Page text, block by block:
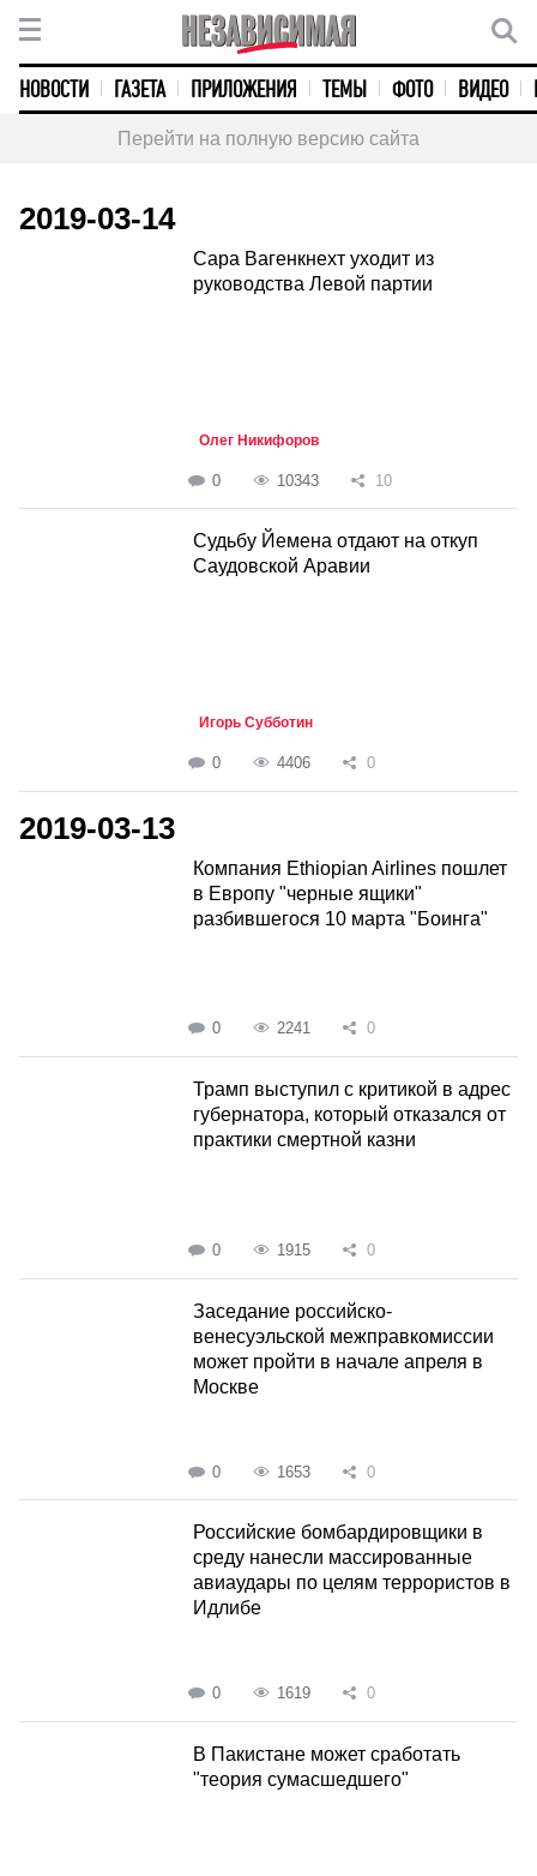
НОВОСТИ ГАЗЕТА ПРИЛОЖЕНИЯ ТЕМЫ ФОТО ВИДЕО
Перейти на полную версию сайта
2019-03-14
Сара Вагенкнехт уходит из
руководства Левой партии
Олег Никифоров
0 10343 10
Судьбу Йемена отдают на откуп
Саудовской Аравии
Игорь Субботин
0 4406 0
2019-03-13
Компания Ethiopian Airlines пошлет
в Европу "черные ящики"
разбившегося 10 марта "Боинга"
0 2241 0
Трамп выступил с критикой в адрес
губернатора, который отказался от
практики смертной казни
0 1915 0
Заседание российско-
венесуэльской межправкомиссии
может пройти в начале апреля в
Москве
0 1653 0
Российские бомбардировщики в
среду нанесли массированные
авиаудары по целям террористов в
Идлибе
0 1619 0
В Пакистане может сработать
"теория сумасшедшего"